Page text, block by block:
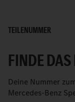
TEILENUMMER
FINDE
Deine Nummer
Mercedes-Benz